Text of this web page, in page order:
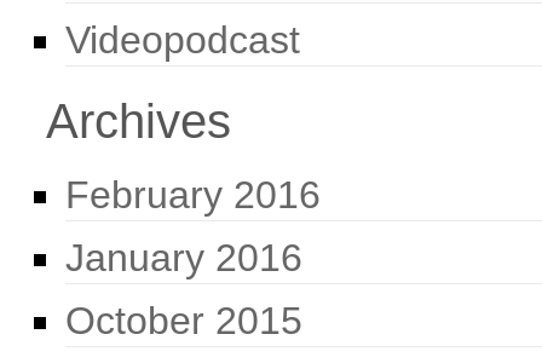
Videopodcast
Archives
February 2016
January 2016
October 2015